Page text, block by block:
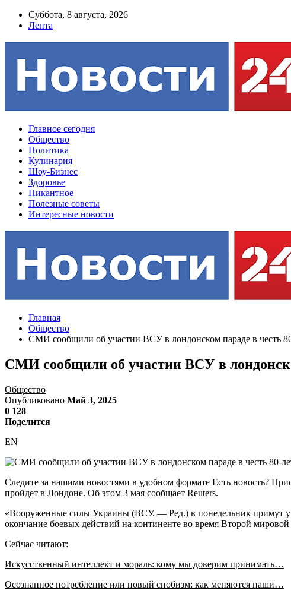
Суббота, 8 августа, 2026
Лента
Главное сегодня
Общество
Политика
Кулинария
Шоу-Бизнес
Здоровье
Пикантное
Полезные советы
Интересные новости
Главная
Общество
СМИ сообщили об участии ВСУ в лондонском параде в честь
СМИ сообщили об участии ВСУ в
Общество
Опубликовано Май 3, 2025
0 128
Поделится
EN
Следите за нашими новостями в удобном формате Есть новость?
пройдет в Лондоне. Об этом 3 мая сообщает Reuters.
«Вооруженные силы Украины (ВСУ. — Ред.) в понедельник примут
окончание боевых действий на континенте во время Второй
Сейчас читают:
Искусственный интеллект и мораль: кому мы доверим принимать…
Осознанное потребление или новый снобизм: как меняются наши…